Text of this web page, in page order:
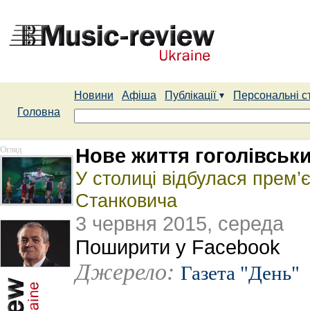
Новини Афіша Публікації
Персональні
Головна
Огляд Нове життя
У столиці відбулася
Станковича
3 червня 2015, середа
Поширити у Facebook
Джерело: Газета "День"